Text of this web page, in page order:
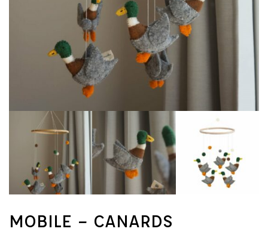
MOBILE – CANARDS